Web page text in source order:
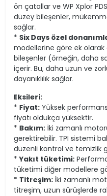
ön çatallar ve WP Xplor
düzey bileşenler,
sağlar.
* Six Days özel
modellerine göre ek olarak
bileşenler (örneğin, daha
içerir. Bu, daha uzun ve
dayanıklılık sağlar.
Eksileri:
* Fiyat: Yüksek
fiyatı oldukça yüksektir.
* Bakım: İki zamanlı
gerektirebilir. TPI sistemi
düzenli kontrol ve temizlik
*Yakıt tüketimi:
tüketimi diğer modellere
* Titreşim: İki zamanlı
titreşim, uzun sürüşlerde